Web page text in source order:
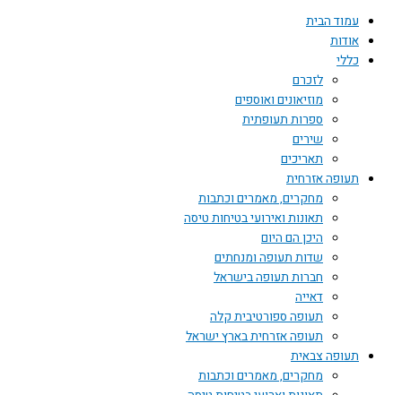
עמוד הבית
אודות
כללי
לזכרם
מוזיאונים ואוספים
ספרות תעופתית
שירים
תאריכים
תעופה אזרחית
מחקרים, מאמרים וכתבות
תאונות ואירועי בטיחות טיסה
היכן הם היום
שדות תעופה ומנחתים
חברות תעופה בישראל
דאייה
תעופה ספורטיבית קלה
תעופה אזרחית בארץ ישראל
תעופה צבאית
מחקרים, מאמרים וכתבות